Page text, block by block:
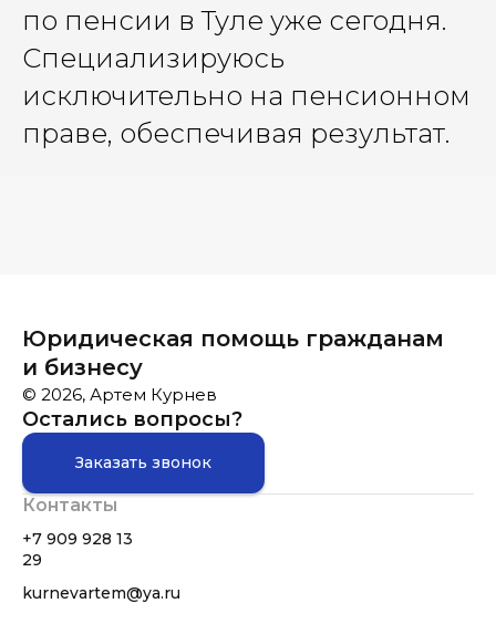
по пенсии в Туле уже сегодня.
Специализируюсь
исключительно на пенсионном
праве, обеспечивая результат.
Юридическая помощь гражданам
и бизнесу
© 2026, Артем Курнев
Остались вопросы?
Заказать звонок
Контакты
+7 909 928 13
29
kurnevartem@ya.ru